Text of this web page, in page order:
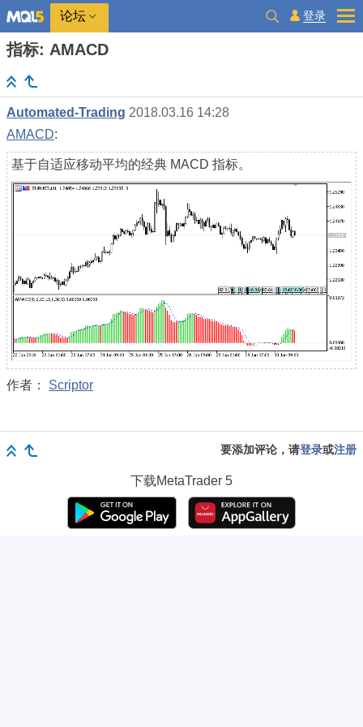
论坛 登录
指标: AMACD
Automated-Trading 2018.03.16 14:28
AMACD:
基于自适应移动平均的经典 MACD 指标。
作者： Scriptor
要添加评论，请登录或注册
下载MetaTrader 5